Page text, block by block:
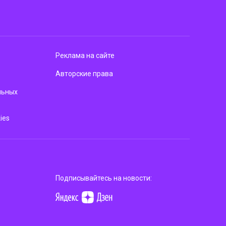
Реклама на сайте
Авторские права
Подписывайтесь на новости: